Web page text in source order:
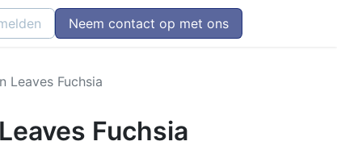
Neem contact op met ons
Leaves Fuchsia
Fuchsia